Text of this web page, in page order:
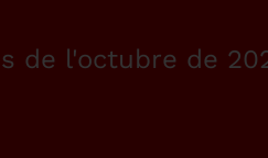
de l'octubre de